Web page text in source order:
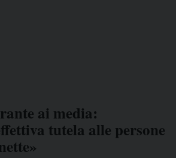
ai media:
tutela alle persone